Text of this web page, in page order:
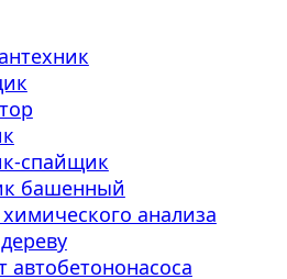
спайщик
башенный
анализа